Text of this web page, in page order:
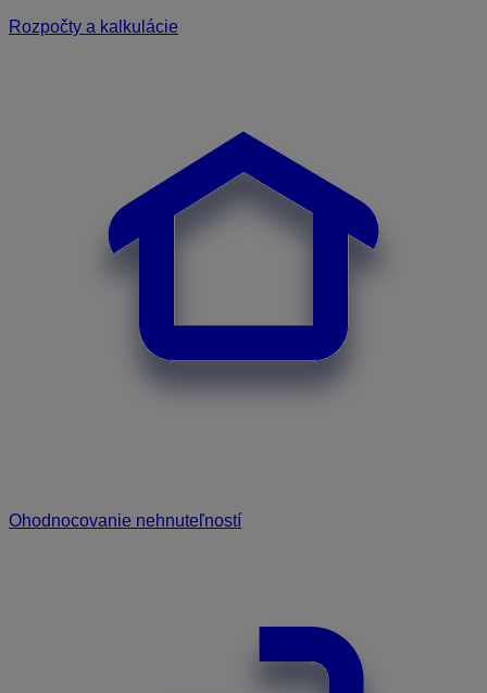
Rozpočty a kalkulácie
Ohodnocovanie nehnuteľností